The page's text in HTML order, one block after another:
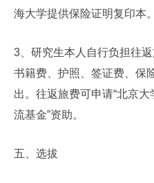
海大学提供保险证明复印本。
3 、研究生本人自行负担往
书籍费、护照、签证费、保
出。往返旅费可申请“北京
流基金”资助。
五、选拔